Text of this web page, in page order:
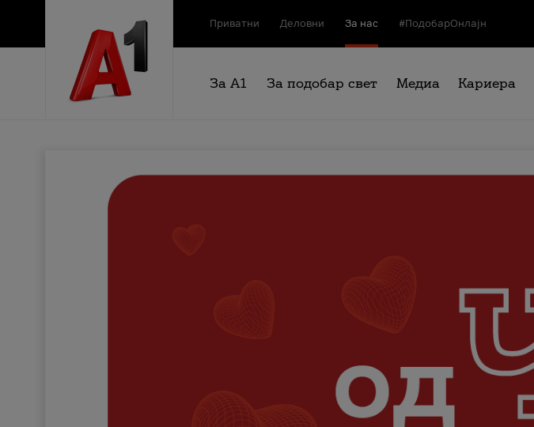
Приватни Деловни За нас #ПодобарОнлајн
За А1 За подобар свет Медиа Кариера